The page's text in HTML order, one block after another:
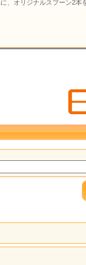
、オリジナルスプーン2